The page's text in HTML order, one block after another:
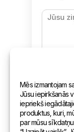
Mēs izmantojam
Jūsu iepirkšanās
iepriekš
produktus, kuri,
par mūsu